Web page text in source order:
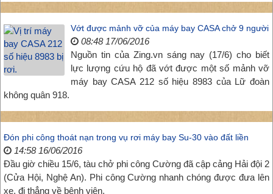
Vớt được mảnh vỡ của máy bay CASA chở 9 người
08:48 17/06/2016
Nguồn tin của Zing.vn sáng nay (17/6) cho biết
lực lượng cứu hộ đã vớt được một số mảnh vỡ
máy bay CASA 212 số hiệu 8983 của Lữ đoàn
không quân 918.
Đón phi công thoát nạn trong vụ rơi máy bay Su-30 vào đất liền
14:58 16/06/2016
Đầu giờ chiều 15/6, tàu chở phi công Cường đã cập cảng Hải đội 2
(Cửa Hội, Nghệ An). Phi công Cường nhanh chóng được đưa lên
xe, đi thẳng về bệnh viện.